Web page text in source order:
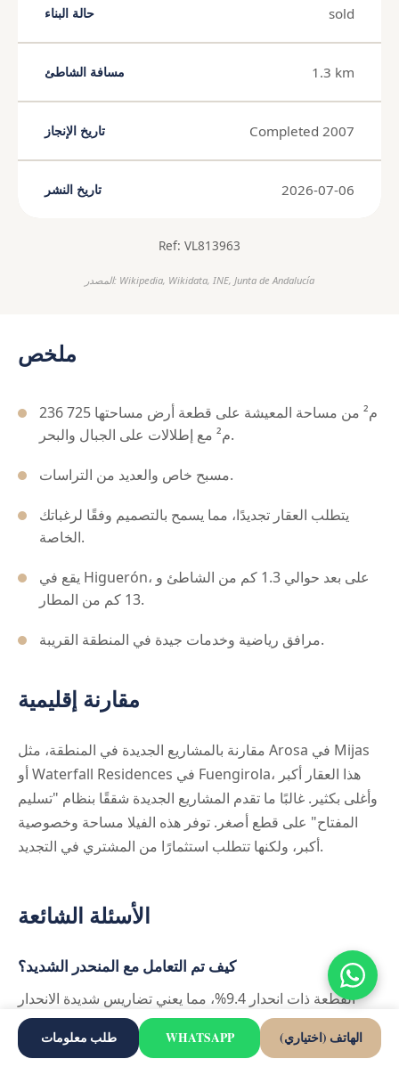
حالة البناء sold
مسافة الشاطئ 1.3 km
تاريخ الإنجاز Completed 2007
تاريخ النشر 2026-07-06
Ref: VL813963
المصدر: Wikipedia, Wikidata, INE, Junta de Andalucía
ملخص
236 م² من مساحة المعيشة على قطعة أرض مساحتها 725
م² مع إطلالات على الجبال والبحر.
مسبح خاص والعديد من التراسات.
يتطلب العقار تجديدًا، مما يسمح بالتصميم وفقًا لرغباتك
الخاصة.
يقع في Higuerón، على بعد حوالي 1.3 كم من الشاطئ و
13 كم من المطار.
مرافق رياضية وخدمات جيدة في المنطقة القريبة.
مقارنة إقليمية
مقارنة بالمشاريع الجديدة في المنطقة، مثل Arosa في Mijas
أو Waterfall Residences في Fuengirola، هذا العقار أكبر
وأغلى بكثير. غالبًا ما تقدم المشاريع الجديدة شققًا بنظام "تسليم
المفتاح" على قطع أصغر. توفر هذه الفيلا مساحة وخصوصية
أكبر، ولكنها تتطلب استثمارًا من المشتري في التجديد.
الأسئلة الشائعة
كيف تم التعامل مع المنحدر الشديد؟
القطعة ذات انحدار 9.4%، مما يعني تضاريس شديدة الانحدار
باتجاه البحر. يجب توخي الحذر عند الحركة في العقار فيما يتعلق
طلب معلومات WHATSAPP الهاتف (اختياري)